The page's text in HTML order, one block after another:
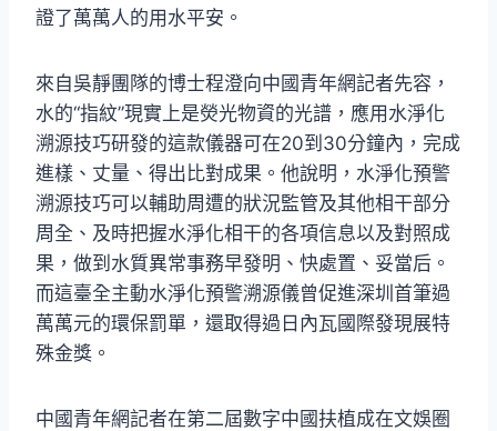
證了萬萬人的用水平安。
來自吳靜團隊的博士程澄向中國青年網記者先容，
水的“指紋”現實上是熒光物資的光譜，應用水淨化
溯源技巧研發的這款儀器可在20到30分鐘內，完成
進樣、丈量、得出比對成果。他說明，水淨化預警
溯源技巧可以輔助周遭的狀況監管及其他相干部分
周全、及時把握水淨化相干的各項信息以及對照成
果，做到水質異常事務早發明、快處置、妥當后。
而這臺全主動水淨化預警溯源儀曾促進深圳首筆過
萬萬元的環保罰單，還取得過日內瓦國際發現展特
殊金獎。
中國青年網記者在第二屆數字中國扶植成在文娛圈